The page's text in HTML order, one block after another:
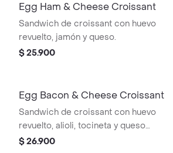
Egg Ham & Cheese Croissant
Sandwich de croissant con huevo
revuelto, jamón y queso.
$ 25.900
Egg Bacon & Cheese Croissant
Sandwich de croissant con huevo
revuelto, alioli, tocineta y queso
cheddar.
$ 26.900